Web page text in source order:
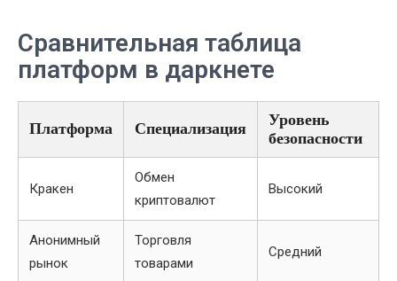
Сравнительная таблица
платформ в даркнете
Платформа Специализация
Уровень
безопасности
Кракен
Обмен
криптовалют
Высокий
Анонимный
рынок
Торговля
товарами
Средний